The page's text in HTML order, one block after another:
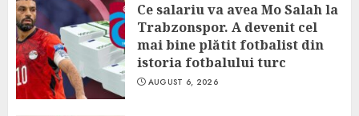
Ce salariu va avea Mo Salah la
Trabzonspor. A devenit cel
mai bine plătit fotbalist din
istoria fotbalului turc
AUGUST 6, 2026